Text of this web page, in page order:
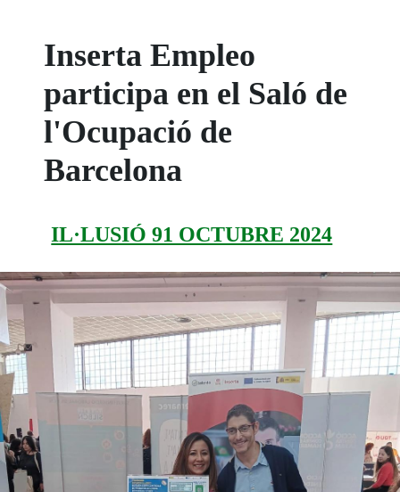
Inserta Empleo
participa en el Saló de
l'Ocupació de
Barcelona
IL·LUSIÓ 91 OCTUBRE 2024